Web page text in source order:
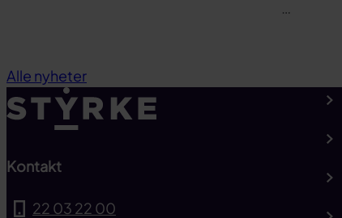
…
Alle nyheter
Kontakt
22 03 22 00